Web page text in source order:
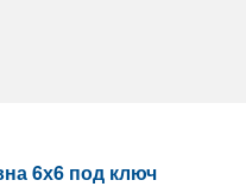
6х6 под ключ